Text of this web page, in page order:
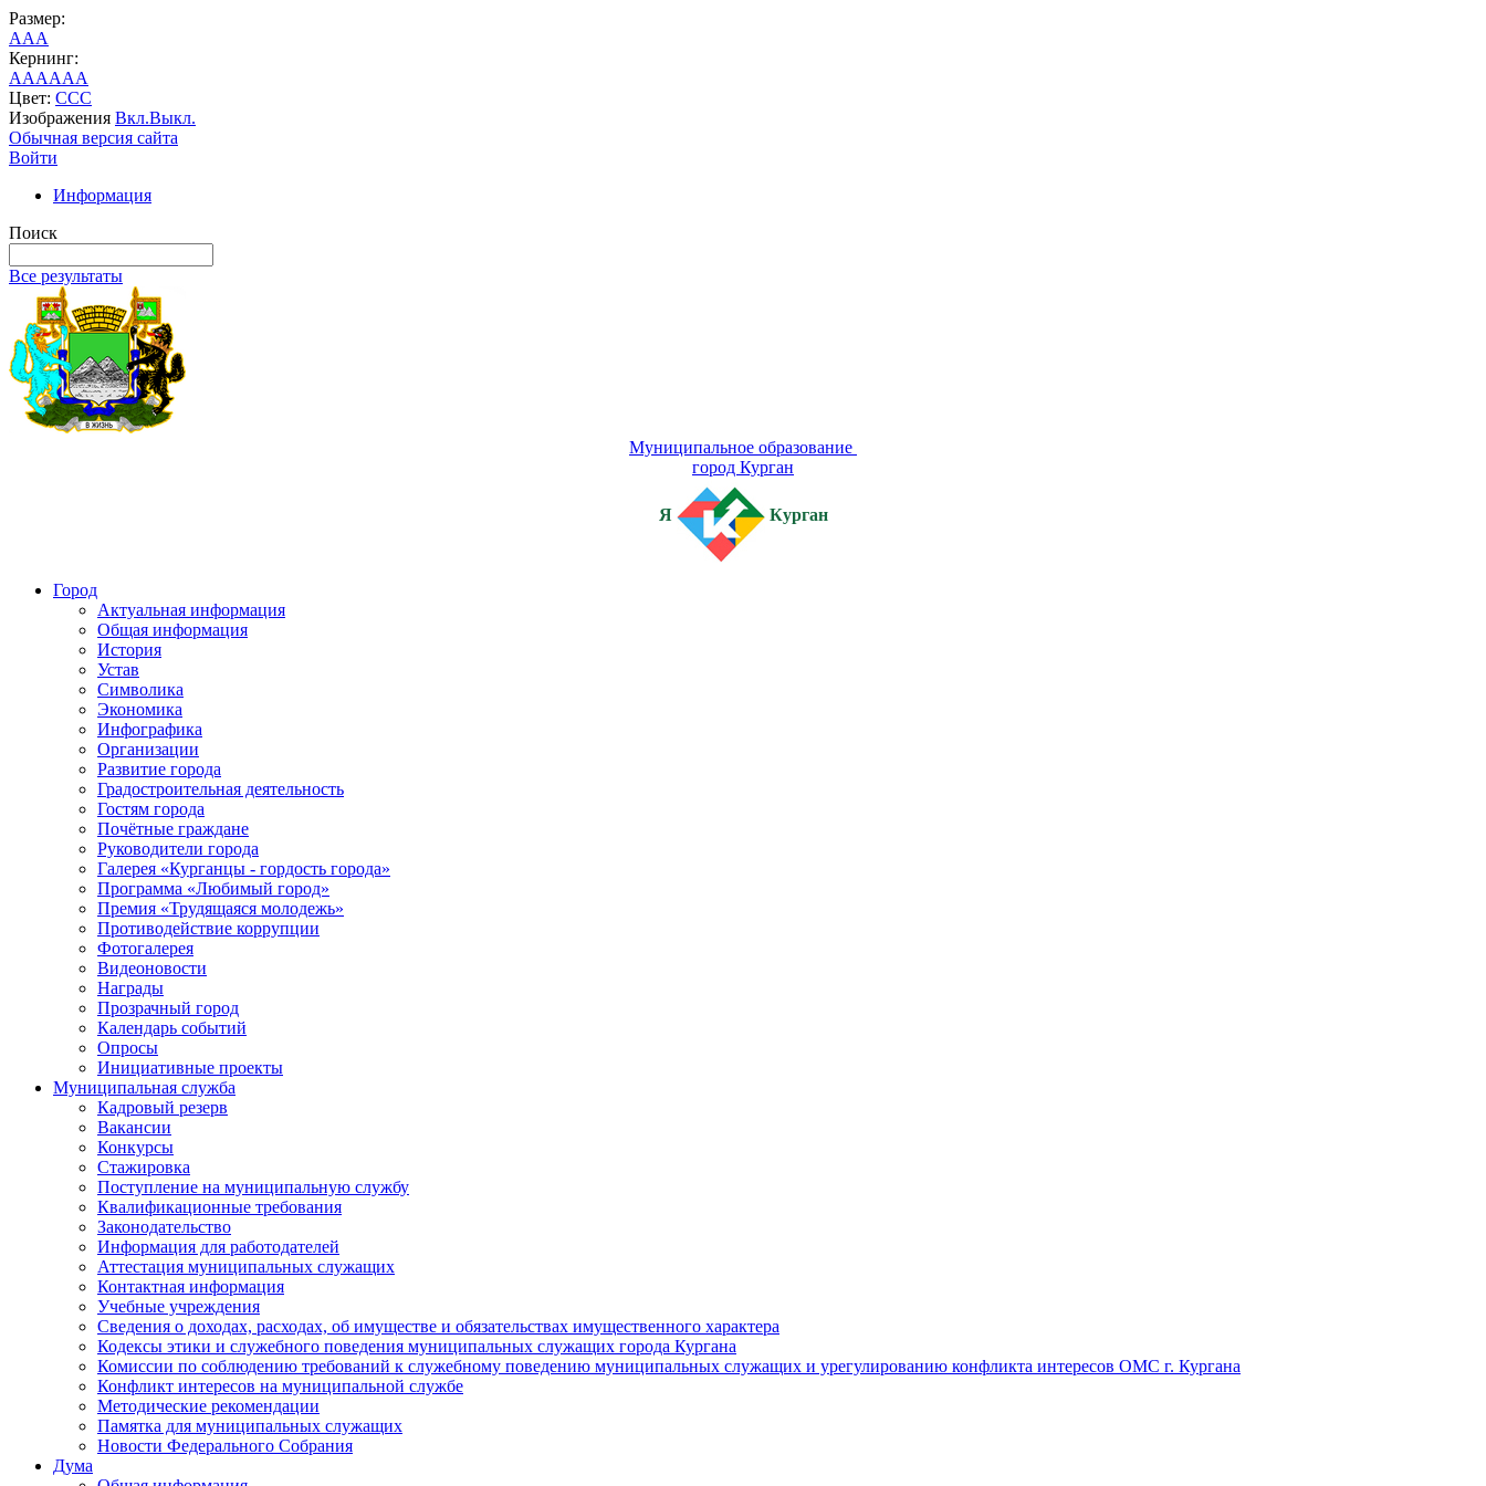
Размер:
AAA
Кернинг:
AAAAAA
Цвет: CCC
Изображения Вкл.Выкл.
Обычная версия сайта
Войти
Информация
Поиск
Все результаты
Муниципальное образование
город Курган
Я Курган
Город
Актуальная информация
Общая информация
История
Устав
Символика
Экономика
Инфографика
Организации
Развитие города
Градостроительная деятельность
Гостям города
Почётные граждане
Руководители города
Галерея «Курганцы - гордость города»
Программа «Любимый город»
Премия «Трудящаяся молодежь»
Противодействие коррупции
Фотогалерея
Видеоновости
Награды
Прозрачный город
Календарь событий
Опросы
Инициативные проекты
Муниципальная служба
Кадровый резерв
Вакансии
Конкурсы
Стажировка
Поступление на муниципальную службу
Квалификационные требования
Законодательство
Информация для работодателей
Аттестация муниципальных служащих
Контактная информация
Учебные учреждения
Сведения о доходах, расходах, об имуществе и обязательствах имущественного характера
Кодексы этики и служебного поведения муниципальных служащих города Кургана
Комиссии по соблюдению требований к служебному поведению муниципальных служащих и урегулированию конфликта интересов ОМС г. Кургана
Конфликт интересов на муниципальной службе
Методические рекомендации
Памятка для муниципальных служащих
Новости Федерального Cобрания
Дума